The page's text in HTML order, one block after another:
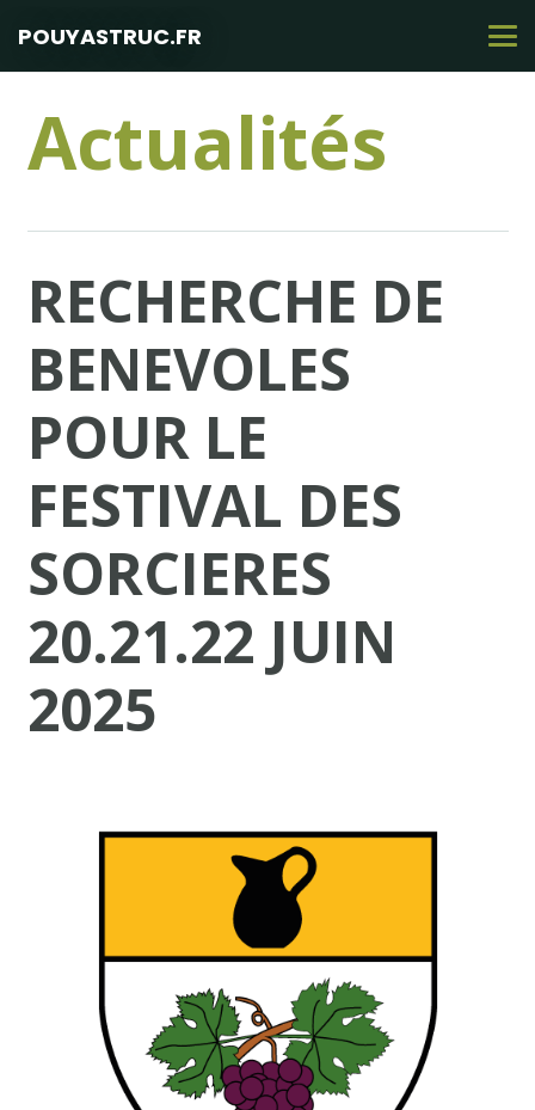
POUYASTRUC.FR
Actualités
RECHERCHE DE
BENEVOLES
POUR LE
FESTIVAL DES
SORCIERES
20.21.22 JUIN
2025